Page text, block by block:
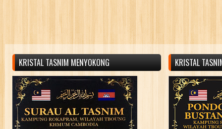
KRISTAL TASNIM MENYOKONG KRISTAL